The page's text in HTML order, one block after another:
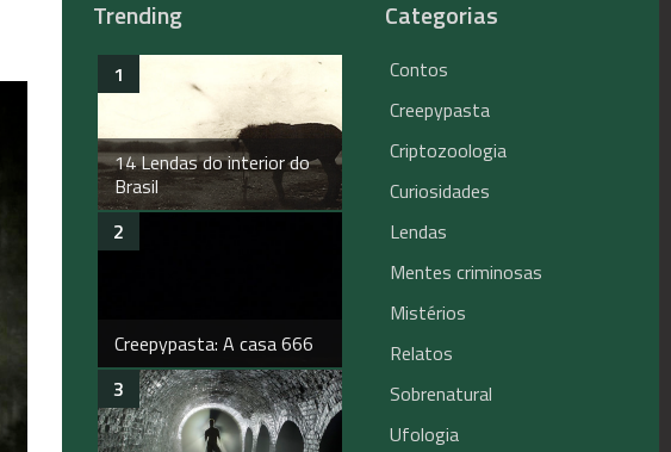
Trending
14 Lendas do interior do
Brasil
Creepypasta: A casa 666
Categorias
Contos
Creepypasta
Criptozoologia
Curiosidades
Lendas
Mentes criminosas
Mistérios
Relatos
Sobrenatural
Ufologia